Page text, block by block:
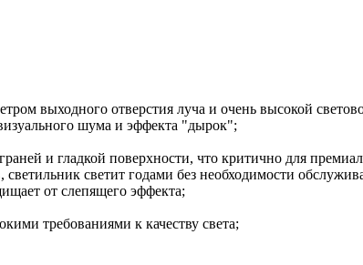
выходного отверстия луча и очень высокой
шума и эффекта "дырок";
и гладкой поверхности, что критично для
светит годами без необходимости
от слепящего эффекта;
требованиями к качеству света;